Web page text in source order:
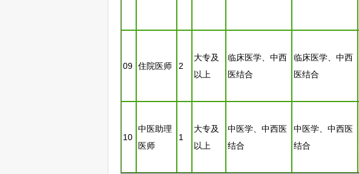
09 住院医师 2
大专及
以上
临床医学、中西
医结合
临床医学、中西
医结合
10
中医助理
医师
1
大专及
以上
中医学、中西医
结合
中医学、中西医
结合